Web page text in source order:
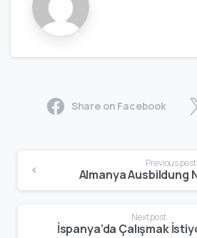
Share on Facebook
Previous post
Next post